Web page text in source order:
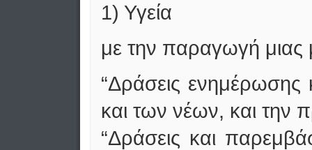
1) Υγεία
με την παραγωγή μιας
“Δράσεις ενημέρωσης
και των νέων, και την
“Δράσεις και